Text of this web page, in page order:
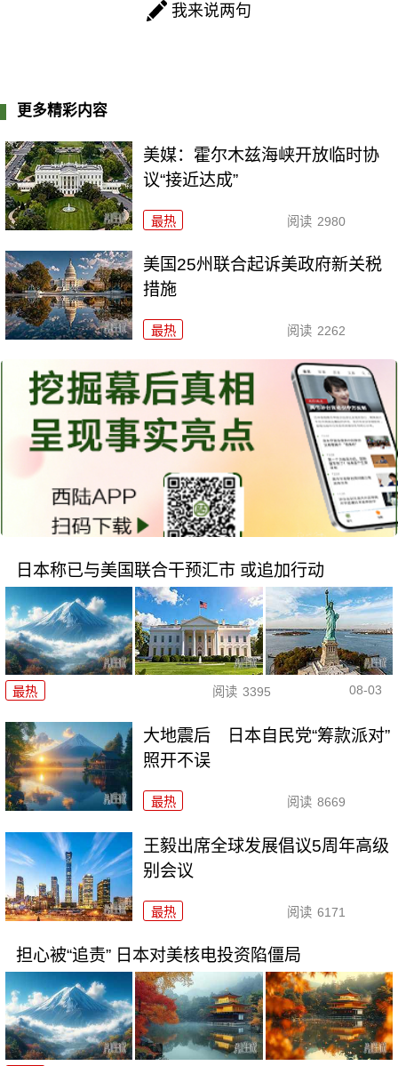
我来说两句
更多精彩内容
美媒：霍尔木兹海峡开放临时协
议“接近达成”
最热 阅读 2980
美国25州联合起诉美政府新关税
措施
最热 阅读 2262
日本称已与美国联合干预汇市 或追加行动
最热 阅读 3395 08-03
大地震后 日本自民党“筹款派对”
照开不误
最热 阅读 8669
王毅出席全球发展倡议5周年高级
别会议
最热 阅读 6171
担心被“追责” 日本对美核电投资陷僵局